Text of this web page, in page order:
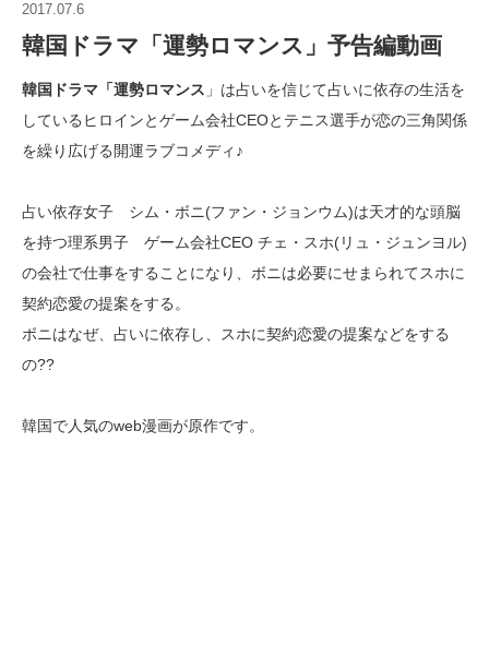
2017.07.6
韓国ドラマ「運勢ロマンス」予告編動画
韓国ドラマ「運勢ロマンス 」は占いを信じて占いに依存の生活を
しているヒロインとゲーム会社CEOとテニス選手が恋の三角関係
を繰り広げる開運ラブコメディ♪
占い依存女子 シム・ボニ(ファン・ジョンウム)は天才的な頭脳
を持つ理系男子 ゲーム会社CEO チェ・スホ(リュ・ジュンヨル)
の会社で仕事をすることになり、ボニは必要にせまられてスホに
契約恋愛の提案をする。
ボニはなぜ、占いに依存し、スホに契約恋愛の提案などをする
の??
韓国で人気のweb漫画が原作です。